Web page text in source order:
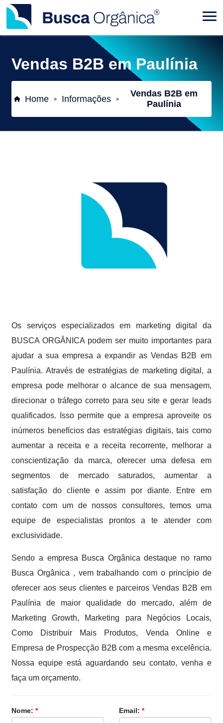
Vendas B2B em Paulínia
Home » Informações »
Vendas B2B em
Paulínia
Os serviços especializados em marketing digital da
BUSCA ORGÂNICA podem ser muito importantes para
ajudar a sua empresa a expandir as Vendas B2B em
Paulínia. Através de estratégias de marketing digital, a
empresa pode melhorar o alcance de sua mensagem,
direcionar o tráfego correto para seu site e gerar leads
qualificados. Isso permite que a empresa aproveite os
inúmeros benefícios das estratégias digitais, tais como
aumentar a receita e a receita recorrente, melhorar a
conscientização da marca, oferecer uma defesa em
segmentos de mercado saturados, aumentar a
satisfação do cliente e assim por diante. Entre em
contato com um de nossos consultores, temos uma
equipe de especialistas prontos a te atender com
exclusividade.
Sendo a empresa Busca Orgânica destaque no ramo
Busca Orgânica , vem trabalhando com o princípio de
oferecer aos seus clientes e parceiros Vendas B2B em
Paulínia de maior qualidade do mercado, além de
Marketing Growth, Marketing para Negócios Locais,
Como Distribuir Mais Produtos, Venda Online e
Empresa de Prospecção B2B com a mesma excelência.
Nossa equipe está aguardando seu contato, venha e
faça um orçamento.
Nome:* Email: *